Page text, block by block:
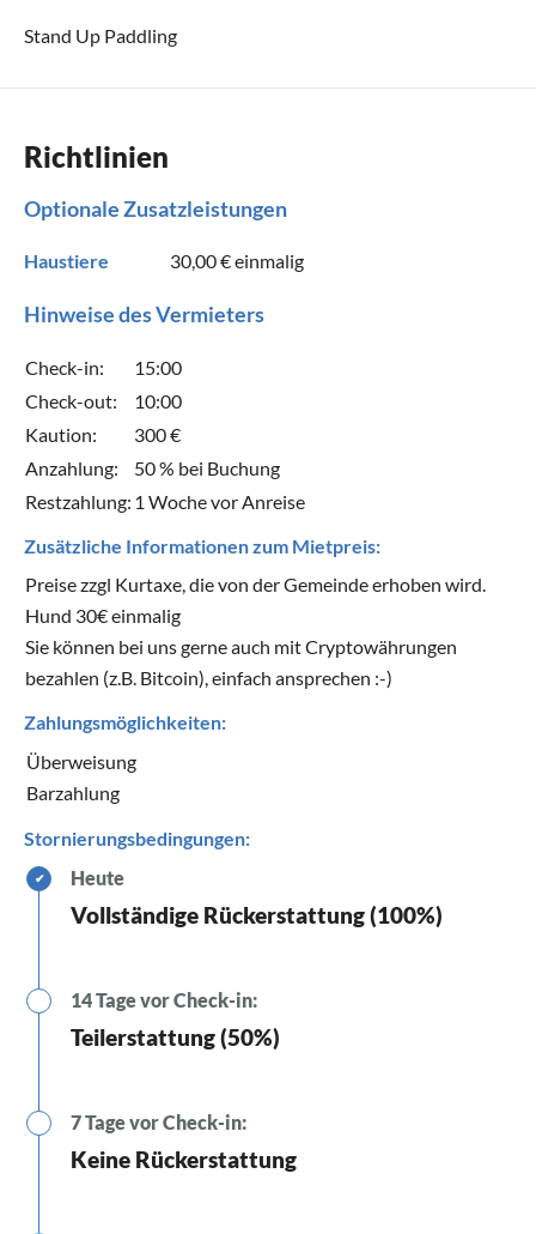
Stand Up Paddling
Richtlinien
Optionale Zusatzleistungen
Haustiere 30,00 €einmalig
Hinweise des Vermieters
Check-in:
15:00
Check-out:
10:00
Kaution:
300 €
Anzahlung:
50 % bei Buchung
Restzahlung: 1 Woche vor Anreise
Zusätzliche Informationen zum Mietpreis:
Preise zzgl Kurtaxe, die von der Gemeinde erhoben wird.
Hund 30€ einmalig
Sie können bei uns gerne auch mit Cryptowährungen
bezahlen (z.B. Bitcoin), einfach ansprechen :-)
Zahlungsmöglichkeiten:
Überweisung
Barzahlung
Stornierungsbedingungen:
✔ Heute
Vollständige Rückerstattung (100%)
14 Tage vor Check-in:
Teilerstattung (50%)
7 Tage vor Check-in:
Keine Rückerstattung